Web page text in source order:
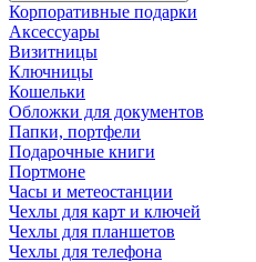
Корпоративные подарки
Аксессуары
Визитницы
Ключницы
Кошельки
Обложки для документов
Папки, портфели
Подарочные книги
Портмоне
Часы и метеостанции
Чехлы для карт и ключей
Чехлы для планшетов
Чехлы для телефона